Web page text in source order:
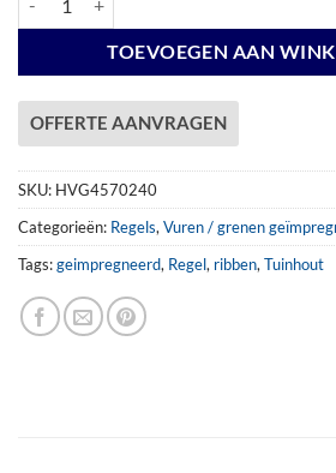
TOEVOEGEN AAN
OFFERTE AANVRAGEN
SKU: HVG4570240
Categorieën: Regels, Vuren / grenen
Tags:geimpregneerd, Regel, ribben, Tuinhout